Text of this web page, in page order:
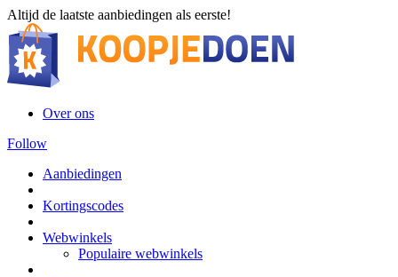
Altijd de laatste aanbiedingen als eerste!
Over ons
Follow
Aanbiedingen
Kortingscodes
Webwinkels
Populaire webwinkels